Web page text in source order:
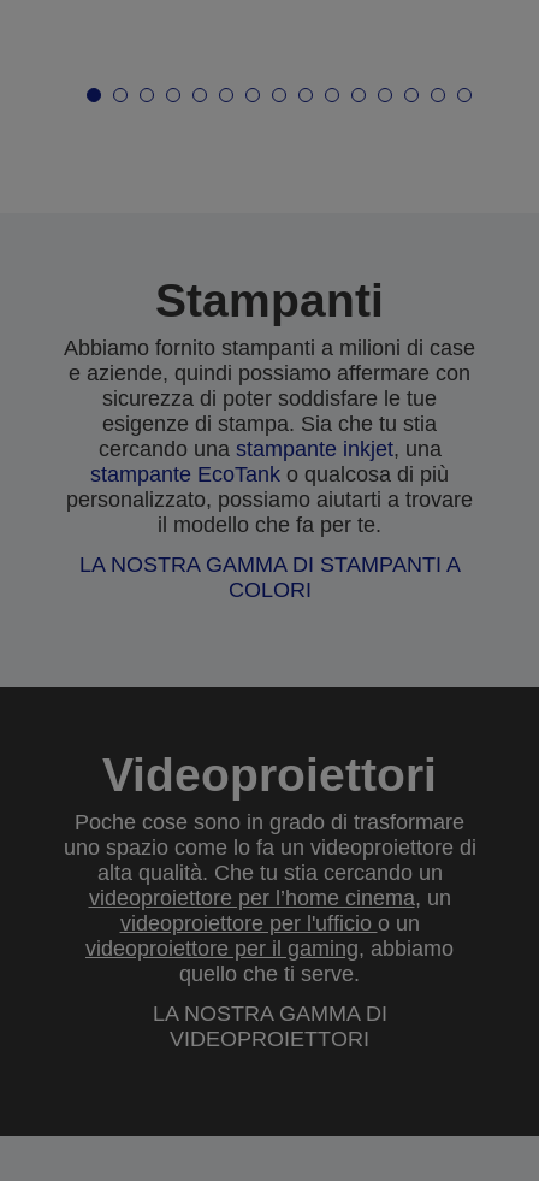
Stampanti
Abbiamo fornito stampanti a milioni di case
e aziende, quindi possiamo affermare con
sicurezza di poter soddisfare le tue
esigenze di stampa. Sia che tu stia
cercando una stampante inkjet, una
stampante EcoTank o qualcosa di più
personalizzato, possiamo aiutarti a trovare
il modello che fa per te.
LA NOSTRA GAMMA DI STAMPANTI A
COLORI
Videoproiettori
Poche cose sono in grado di trasformare
uno spazio come lo fa un videoproiettore di
alta qualità. Che tu stia cercando un
videoproiettore per l’home cinema, un
videoproiettore per l'ufficio o un
videoproiettore per il gaming, abbiamo
quello che ti serve.
LA NOSTRA GAMMA DI
VIDEOPROIETTORI